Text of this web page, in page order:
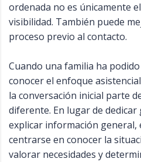
ordenada no es únicamente
visibilidad. También puede
proceso previo al contacto.
Cuando una familia ha
conocer el enfoque
la conversación inicial parte
diferente. En lugar de
explicar información general,
centrarse en conocer la
valorar necesidades y